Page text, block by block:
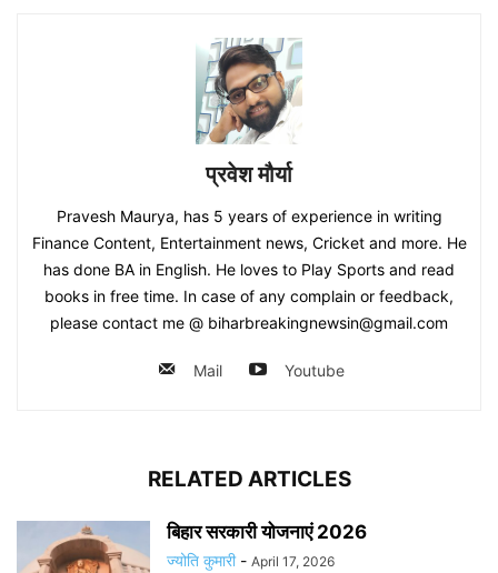
प्रवेश मौर्या
Pravesh Maurya, has 5 years of experience in writing
Finance Content, Entertainment news, Cricket and more. He
has done BA in English. He loves to Play Sports and read
books in free time. In case of any complain or feedback,
please contact me @ biharbreakingnewsin@gmail.com
Mail Youtube
RELATED ARTICLES
बिहार सरकारी योजनाएं 2026
ज्योति कुमारी - April 17, 2026